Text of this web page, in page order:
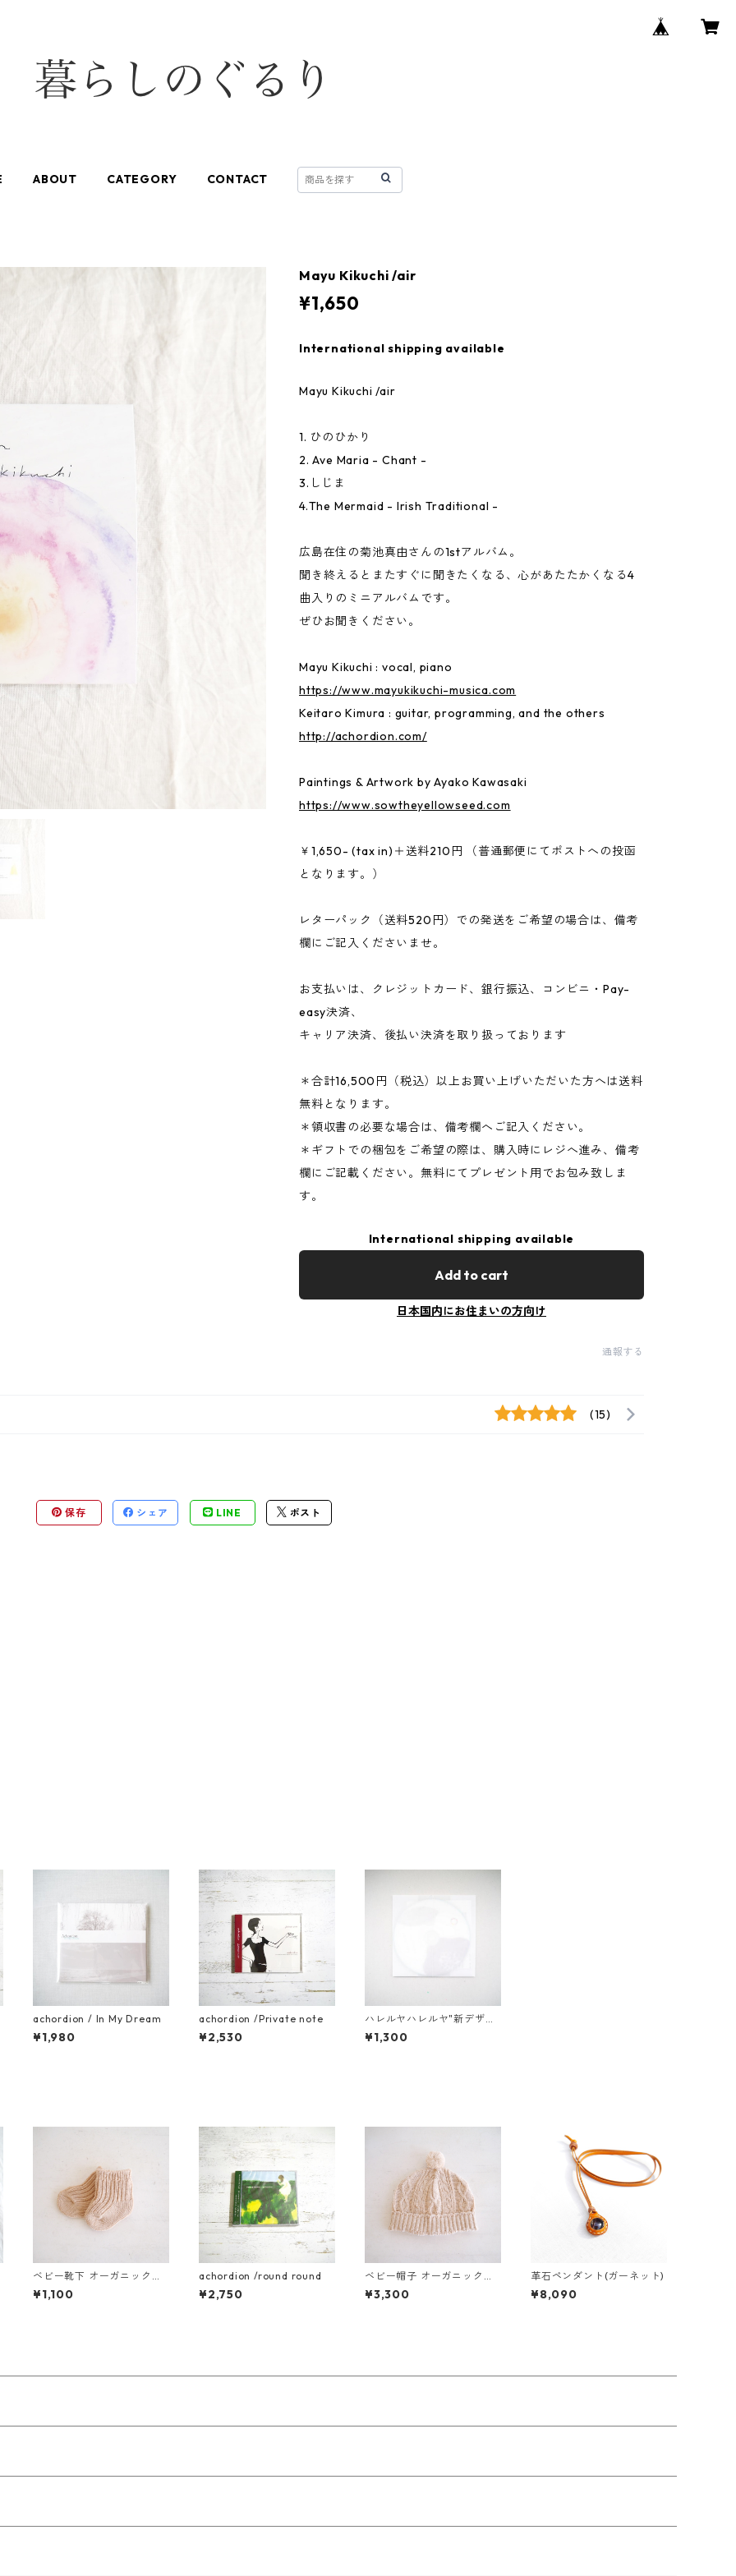
ABOUT CATEGORY CONTACT
Mayu Kikuchi /air
¥1,650
International shipping available
Mayu Kikuchi /air
1. ひのひかり
2. Ave Maria - Chant -
3.しじま
4.The Mermaid - Irish Traditional -
広島在住の菊池真由さんの1stアルバム。
聞き終えるとまたすぐに聞きたくなる、心があたたかくなる4
曲入りのミニアルバムです。
ぜひお聞きください。
Mayu Kikuchi : vocal, piano
https://www.mayukikuchi-musica.com
Keitaro Kimura : guitar, programming, and the others
http://achordion.com/
Paintings & Artwork by Ayako Kawasaki
https://www.sowtheyellowseed.com
￥1,650- (tax in)＋送料210円 （普通郵便にてポストへの投函
となります。）
レターパック（送料520円）での発送をご希望の場合は、備考
欄にご記入くださいませ。
お支払いは、クレジットカード、銀行振込、コンビニ・Pay-
easy決済、
キャリア決済、後払い決済を取り扱っております
＊合計16,500円（税込）以上お買い上げいただいた方へは送料
無料となります。
＊領収書の必要な場合は、備考欄へご記入ください。
＊ギフトでの梱包をご希望の際は、購入時にレジへ進み、備考
欄にご記載ください。無料にてプレゼント用でお包み致しま
す。
International shipping available
Add to cart
日本国内にお住まいの方向け
通報する
(15)
保存 シェア LINE ポスト
achordion / In My Dream
¥1,980
achordion /Private note
¥2,530
ハレルヤハレルヤ"新デザイ
ン"
¥1,300
ベビー靴下 オーガニックコ
ットン（ブラウン）
¥1,100
achordion /round round
¥2,750
ベビー帽子 オーガニックコ
ットン（ブラウン）
¥3,300
革石ペンダント(ガーネット)
¥8,090